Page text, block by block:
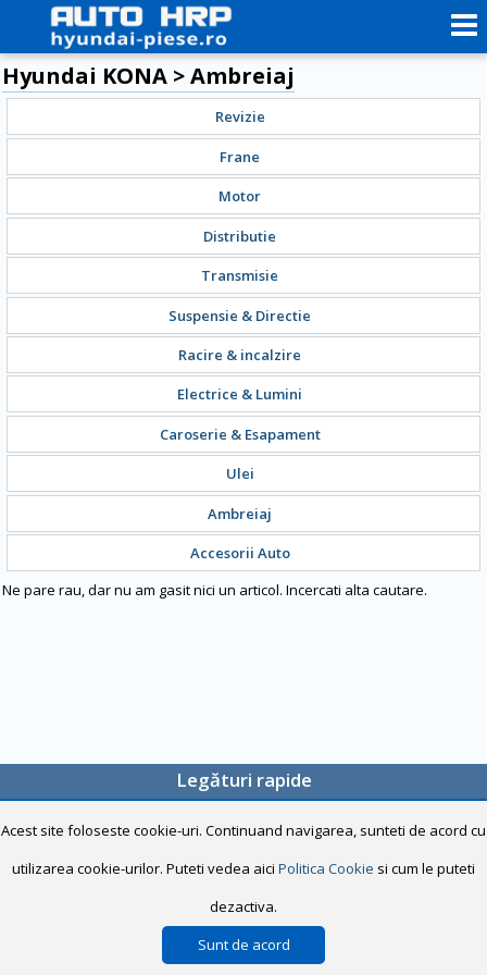
Hyundai KONA > Ambreiaj
Revizie
Frane
Motor
Distributie
Transmisie
Suspensie & Directie
Racire & incalzire
Electrice & Lumini
Caroserie & Esapament
Ulei
Ambreiaj
Accesorii Auto
Ne pare rau, dar nu am gasit nici un articol. Incercati alta cautare.
Legături rapide
Home
Despre noi
Contact
© 2015 HYUNDAI-PIESE |Termeni și condiții|Politică de confidențialitate
Acest site foloseste cookie-uri. Continuand navigarea, sunteti de acord cu
utilizarea cookie-urilor. Puteti vedea aici Politica Cookie si cum le puteti
dezactiva.
Sunt de acord